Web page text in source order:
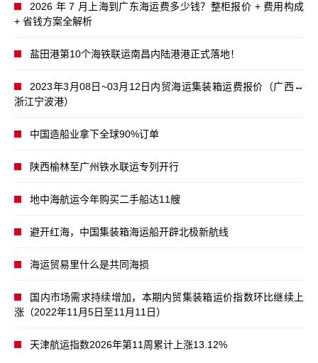
2026 年 7 月上海到广东海运费多少钱？整柜报价 + 费用构成
+ 省钱方案全解析
盐田港第10个海铁联运南昌内陆港港正式落地！
2023年3月08日~03月12日内贸海运集装箱运费报价（广西↔
浙江宁波港）
中国造船业拿下全球90%订单
陕西榆林至广州铁水联运专列开行
地中海航运今年购买二手船达11艘
避开红海，中国集装箱海运船开辟北极新航线
海运贸易里什么是共同海损
国内市场需求持续增加，本期内贸集装箱运价指数环比继续上
涨（2022年11月5日至11月11日）
天津航运指数2026年第11周累计上涨13.12%